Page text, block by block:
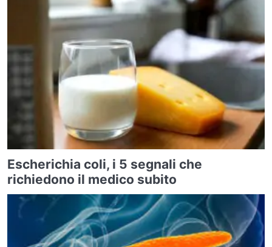
Escherichia coli, i 5 segnali che
richiedono il medico subito